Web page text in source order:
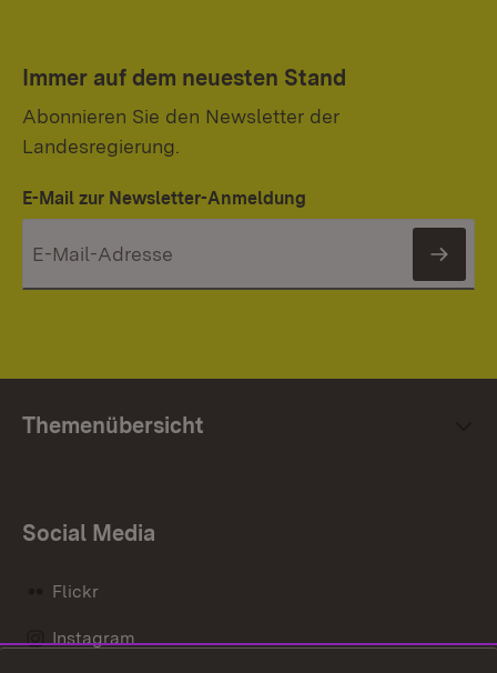
Immer auf dem neuesten Stand
Abonnieren Sie den Newsletter der
Landesregierung.
E-Mail zur Newsletter-Anmeldung
Themenübersicht
Social Media
Flickr
Instagram